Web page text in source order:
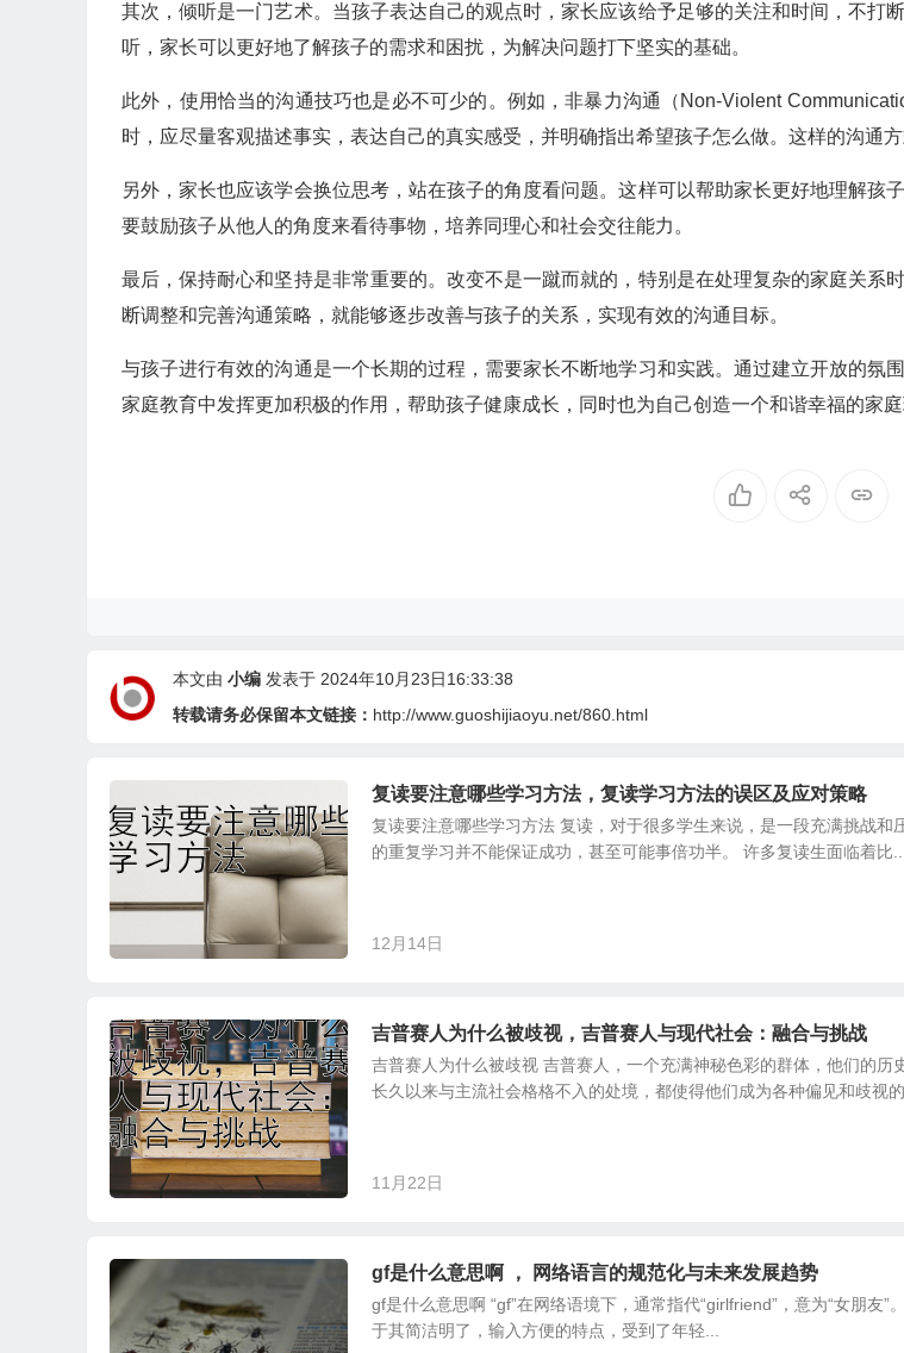
其次，倾听是一门艺术。当孩子表达自己的观点时，家长应该给予足够的关注和时间，不
听，家长可以更好地了解孩子的需求和困扰，为解决问题打下坚实的基础。
此外，使用恰当的沟通技巧也是必不可少的。例如，非暴力沟通（Non-Violent
时，应尽量客观描述事实，表达自己的真实感受，并明确指出希望孩子怎么做。这样的沟通
另外，家长也应该学会换位思考，站在孩子的角度看问题。这样可以帮助家长更好地理解
要鼓励孩子从他人的角度来看待事物，培养同理心和社会交往能力。
最后，保持耐心和坚持是非常重要的。改变不是一蹴而就的，特别是在处理复杂的家庭关系
断调整和完善沟通策略，就能够逐步改善与孩子的关系，实现有效的沟通目标。
与孩子进行有效的沟通是一个长期的过程，需要家长不断地学习和实践。通过建立开放的氛
家庭教育中发挥更加积极的作用，帮助孩子健康成长，同时也为自己创造一个和谐幸福的家庭
本文由 小编 发表于 2024年10月23日16:33:38
转载请务必保留本文链接： http://www.guoshijiaoyu.net/860.html
复读要注意哪些学习方法，复读学习方法的误区及应对策略
复读要注意哪些学习方法 复读，对于很多学生来说，是一段充满挑战
的重复学习并不能保证成功，甚至可能事倍功半。 许多复读生面临着比
12月14日
吉普赛人为什么被歧视，吉普赛人与现代社会：融合与挑战
吉普赛人为什么被歧视 吉普赛人，一个充满神秘色彩的群体，他们的
长久以来与主流社会格格不入的处境，都使得他们成为各种偏见和歧视
11月22日
gf是什么意思啊 ， 网络语言的规范化与未来发展趋势
gf是什么意思啊 “gf”在网络语境下，通常指代“girlfriend”，意为“女朋
于其简洁明了，输入方便的特点，受到了年轻...